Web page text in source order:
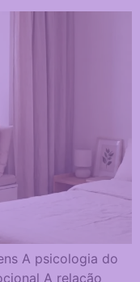
A psicologia do
A relação